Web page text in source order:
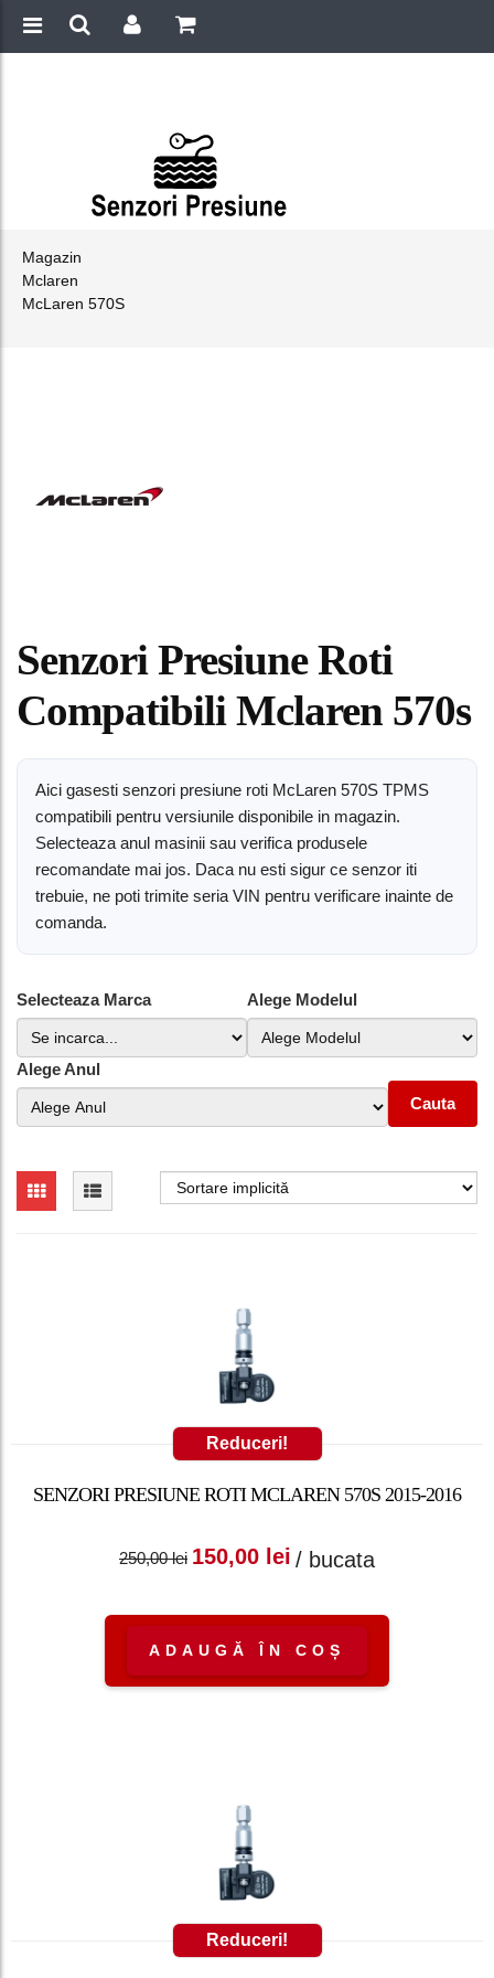
Magazin
Mclaren
McLaren 570S
Senzori Presiune Roti
Compatibili Mclaren 570s
Aici gasesti senzori presiune roti McLaren 570S TPMS
compatibili pentru versiunile disponibile in magazin.
Selecteaza anul masinii sau verifica produsele
recomandate mai jos. Daca nu esti sigur ce senzor iti
trebuie, ne poti trimite seria VIN pentru verificare inainte de
comanda.
Selecteaza Marca Alege Modelul
Alege Anul
Cauta
Reduceri!
SENZORI PRESIUNE ROTI MCLAREN 570S 2015-2016
250,00lei
Prețul inițial a fost:
150,00 lei
Prețul curent
/ bucata
ADAUGĂ ÎN COȘ
Reduceri!